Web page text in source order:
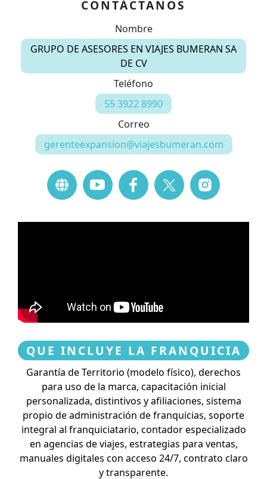
CONTÁCTANOS
Nombre
GRUPO DE ASESORES EN VIAJES BUMERAN SA
DE CV
Teléfono
55 3922 8990
Correo
gerenteexpansion@viajesbumeran.com
QUE INCLUYE LA FRANQUICIA
Garantía de Territorio (modelo físico), derechos
para uso de la marca, capacitación inicial
personalizada, distintivos y afiliaciones, sistema
propio de administración de franquicias, soporte
integral al franquiciatario, contador especializado
en agencias de viajes, estrategias para ventas,
manuales digitales con acceso 24/7, contrato claro
y transparente.